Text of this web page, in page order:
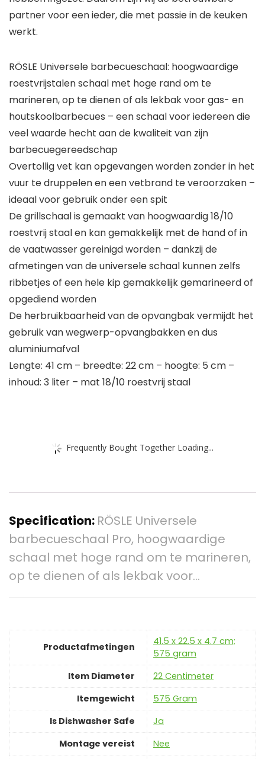
partner voor een ieder, die met passie in de keuken
werkt.
RÖSLE Universele barbecueschaal: hoogwaardige
roestvrijstalen schaal met hoge rand om te
marineren, op te dienen of als lekbak voor gas- en
houtskoolbarbecues – een schaal voor iedereen die
veel waarde hecht aan de kwaliteit van zijn
barbecuegereedschap
Overtollig vet kan opgevangen worden zonder in het
vuur te druppelen en een vetbrand te veroorzaken –
ideaal voor gebruik onder een spit
De grillschaal is gemaakt van hoogwaardig 18/10
roestvrij staal en kan gemakkelijk met de hand of in
de vaatwasser gereinigd worden – dankzij de
afmetingen van de universele schaal kunnen zelfs
ribbetjes of een hele kip gemakkelijk gemarineerd of
opgediend worden
De herbruikbaarheid van de opvangbak vermijdt het
gebruik van wegwerp-opvangbakken en dus
aluminiumafval
Lengte: 41 cm – breedte: 22 cm – hoogte: 5 cm –
inhoud: 3 liter – mat 18/10 roestvrij staal
Frequently Bought Together Loading...
Specification: RÖSLE Universele
barbecueschaal Pro, hoogwaardige
schaal met hoge rand om te marineren,
op te dienen of als lekbak voor…
Productafmetingen
‎41.5 x 22.5 x 4.7 cm;
575 gram
Item Diameter
‎22 Centimeter
Itemgewicht
‎575 Gram
Is Dishwasher Safe
‎Ja
Montage vereist
‎Nee